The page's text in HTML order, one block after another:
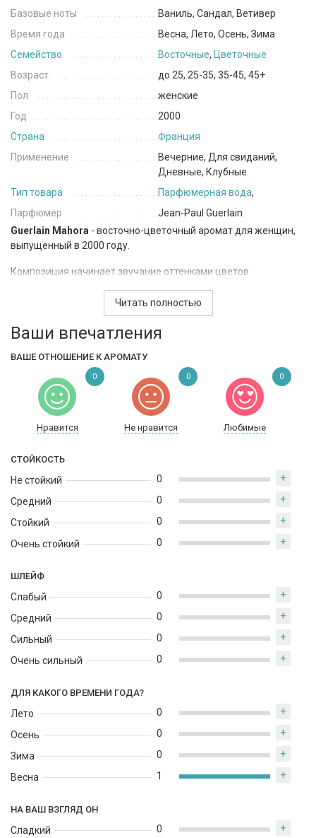
Базовые ноты
Ваниль, Сандал, Ветивер
Время года
Весна, Лето, Осень, Зима
Семейство
Восточные, Цветочные
Возраст
до 25, 25-35, 35-45, 45+
Пол
женские
Год
2000
Страна
Франция
Применение
Вечерние, Для свиданий,
Дневные, Клубные
Тип товара
Парфюмерная вода,
Парфюмер
Jean-Paul Guerlain
Guerlain Mahora - восточно-цветочный аромат для женщин,
выпущенный в 2000 году.
Композиция начинает звучание оттенками цветов
сладкого апельсина. В средних нотах парфюм наполняется
божественным запахом прекрасного цветочного букета из
туберозы, иланг-иланга, жасмина и нероли. Шлейф окутывает
восточном облаке корицы.
Читать полностью
Ваши впечатления
ВАШЕ ОТНОШЕНИЕ К АРОМАТУ
Нравится Не нравится Любимые
0 0 0
СТОЙКОСТЬ
Не стойкий
Средний
Стойкий
Очень стойкий
0 +
0 +
0 +
0 +
ШЛЕЙФ
Слабый
Средний
Сильный
Очень сильный
0 +
0 +
0 +
0 +
ДЛЯ КАКОГО ВРЕМЕНИ ГОДА?
Лето
Осень
Зима
Весна
0 +
0 +
0 +
1 +
НА ВАШ ВЗГЛЯД ОН
Сладкий 0 +